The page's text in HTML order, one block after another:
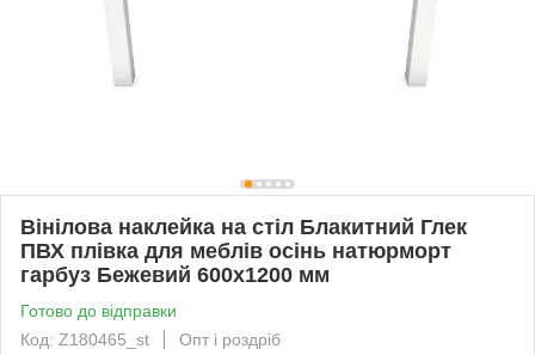
Вінілова наклейка на стіл Блакитний Глек
ПВХ плівка для меблів осінь натюрморт
гарбуз Бежевий 600х1200 мм
Готово до відправки
Код: Z180465_st
Опт і роздріб